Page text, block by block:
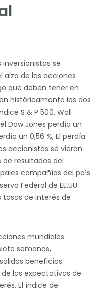
se
de las acciones
que deben tener en
históricamente los dos
S & P 500. Wall
Dow Jones perdía un
un 0,56 %, El perdía
accionistas se vieron
resultados del
compañías del país
Federal de EE.UU.
de interés de
mundiales
semanas,
beneficios
las expectativas de
El índice de